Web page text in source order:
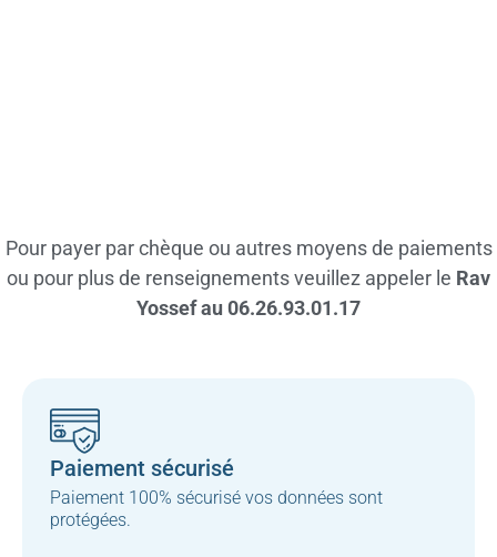
Pour payer par chèque ou autres moyens de paiements
ou pour plus de renseignements veuillez appeler le Rav
Yossef au 06.26.93.01.17
Paiement sécurisé
Paiement 100% sécurisé vos données sont
protégées.